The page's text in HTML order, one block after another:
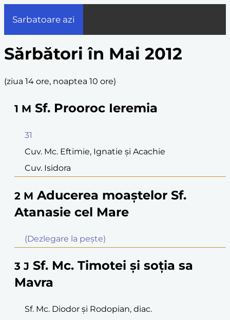
Sarbatoare azi
Sărbători în Mai 2012
(ziua 14 ore, noaptea 10 ore)
1 M Sf. Prooroc Ieremia
31
Cuv. Mc. Eftimie, Ignatie şi Acachie
Cuv. Isidora
2 M Aducerea moaştelor Sf.
Atanasie cel Mare
(Dezlegare la peşte)
3 J Sf. Mc. Timotei şi soţia sa
Mavra
Sf. Mc. Diodor şi Rodopian, diac.